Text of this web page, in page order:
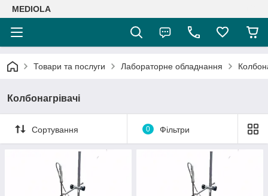
MEDIOLA
Товари та послуги Лабораторне обладнання
Колбонагрівачі
Сортування 0 Фільтри